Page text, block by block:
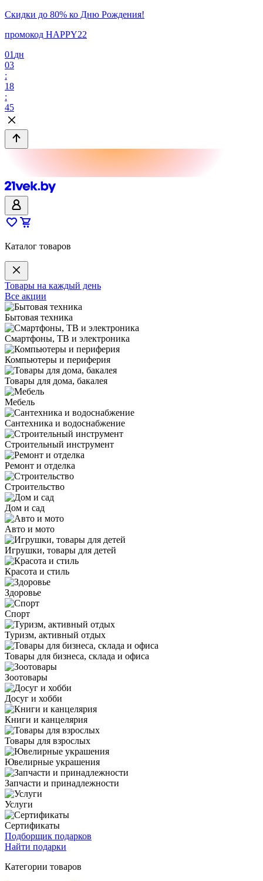
Скидки до 80% ко Дню Рождения!
промокод HAPPY22
01 дн
03
:
18
:
45
Каталог товаров
Товары на каждый день
Все акции
Бытовая техника
Смартфоны, ТВ и электроника
Компьютеры и периферия
Товары для дома, бакалея
Мебель
Сантехника и водоснабжение
Строительный инструмент
Ремонт и отделка
Строительство
Дом и сад
Авто и мото
Игрушки, товары для детей
Красота и стиль
Здоровье
Спорт
Туризм, активный отдых
Товары для бизнеса, склада и офиса
Зоотовары
Досуг и хобби
Книги и канцелярия
Товары для взрослых
Ювелирные украшения
Запчасти и принадлежности
Услуги
Сертификаты
Подборщик подарков
Найти подарки
Категории товаров